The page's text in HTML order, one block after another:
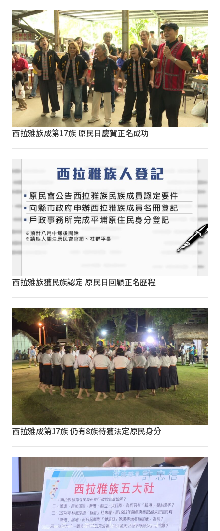
西拉雅族成第17族 原民日慶賀正名成功
西拉雅族獲民族認定 原民日回顧正名歷程
西拉雅成第17族 仍有8族待獲法定原民身分